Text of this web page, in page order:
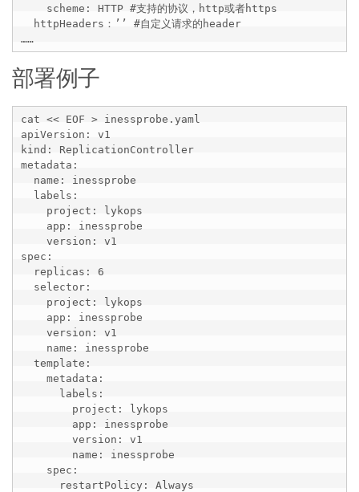
scheme: HTTP #支持的协议，http或者https
httpHeaders：’’ #自定义请求的header
……
部署例子
cat << EOF > inessprobe.yaml
apiVersion: v1
kind: ReplicationController
metadata:
name: inessprobe
labels:
project: lykops
app: inessprobe
version: v1
spec:
replicas: 6
selector:
project: lykops
app: inessprobe
version: v1
name: inessprobe
template:
metadata:
labels:
project: lykops
app: inessprobe
version: v1
name: inessprobe
spec:
restartPolicy: Always